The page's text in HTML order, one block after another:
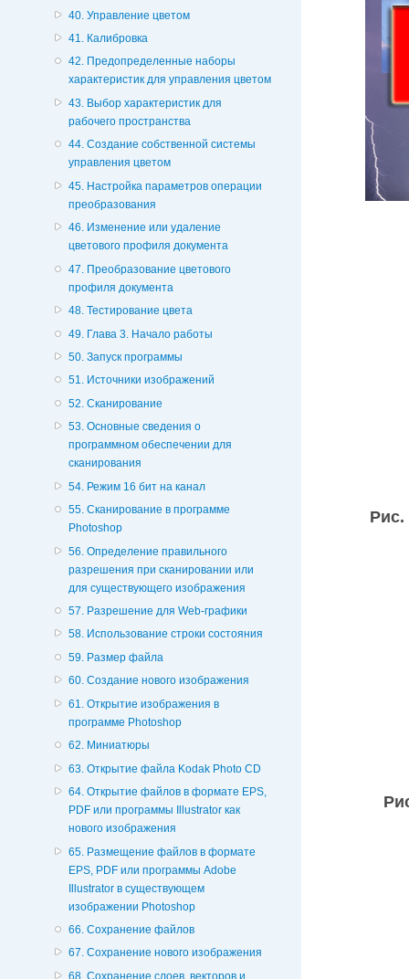
40. Управление цветом
41. Калибровка
42. Предопределенные наборы
характеристик для управления цветом
43. Выбор характеристик для
рабочего пространства
44. Создание собственной системы
управления цветом
45. Настройка параметров операции
преобразования
46. Изменение или удаление
цветового профиля документа
47. Преобразование цветового
профиля документа
48. Тестирование цвета
49. Глава 3. Начало работы
50. Запуск программы
51. Источники изображений
52. Сканирование
53. Основные сведения о
программном обеспечении для
сканирования
54. Режим 16 бит на канал
55. Сканирование в программе
Photoshop
56. Определение правильного
разрешения при сканировании или
для существующего изображения
57. Разрешение для Web-графики
58. Использование строки состояния
59. Размер файла
60. Создание нового изображения
61. Открытие изображения в
программе Photoshop
62. Миниатюры
63. Открытие файла Kodak Photo CD
64. Открытие файлов в формате EPS,
PDF или программы Illustrator как
нового изображения
65. Размещение файлов в формате
EPS, PDF или программы Adobe
Illustrator в существующем
изображении Photoshop
66. Сохранение файлов
67. Сохранение нового изображения
68. Сохранение слоев, векторов и
Рис.